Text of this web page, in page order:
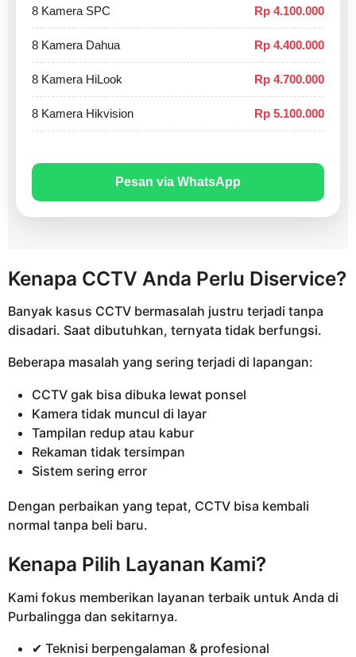
8 Kamera SPC Rp 4.100.000
8 Kamera Dahua Rp 4.400.000
8 Kamera HiLook Rp 4.700.000
8 Kamera Hikvision Rp 5.100.000
Pesan via WhatsApp
Kenapa CCTV Anda Perlu Diservice?
Banyak kasus CCTV bermasalah justru terjadi tanpa
disadari. Saat dibutuhkan, ternyata tidak berfungsi.
Beberapa masalah yang sering terjadi di lapangan:
CCTV gak bisa dibuka lewat ponsel
Kamera tidak muncul di layar
Tampilan redup atau kabur
Rekaman tidak tersimpan
Sistem sering error
Dengan perbaikan yang tepat, CCTV bisa kembali
normal tanpa beli baru.
Kenapa Pilih Layanan Kami?
Kami fokus memberikan layanan terbaik untuk Anda di
Purbalingga dan sekitarnya.
✔ Teknisi berpengalaman & profesional